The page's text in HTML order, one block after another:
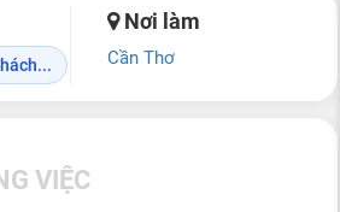
Nơi làm
Cần Thơ
VIỆC